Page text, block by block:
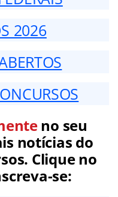
2026
no seu
notícias do
Clique no
se: